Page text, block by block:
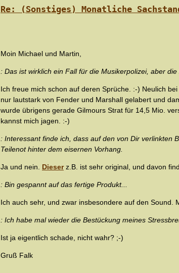
Re: (Sonstiges) Monatliche
Moin Michael und Martin,
: Das ist wirklich ein Fall für die Musikerpolizei, aber die
Ich freue mich schon auf deren Sprüche. :-) Neulich
nur lautstark von Fender und Marshall gelabert und
wurde übrigens gerade Gilmours Strat für 14,5 Mio.
kannst mich jagen. :-)
: Interessant finde ich, dass auf den von Dir verlinkten
Teilenot hinter dem eisernen Vorhang.
Ja und nein. Dieserz.B. ist sehr original, und davon
: Bin gespannt auf das fertige Produkt...
Ich auch sehr, und zwar insbesondere auf den Sound.
: Ich habe mal wieder die Bestückung meines
Ist ja eigentlich schade, nicht wahr? ;-)
Gruß Falk